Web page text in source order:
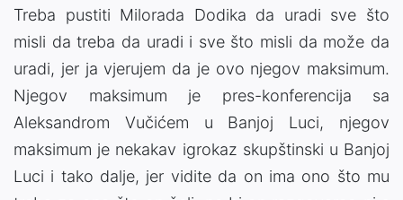
Treba pustiti Milorada Dodika da uradi sve što
misli da treba da uradi i sve što misli da može da
uradi, jer ja vjerujem da je ovo njegov maksimum.
Njegov maksimum je pres-konferencija sa
Aleksandrom Vučićem u Banjoj Luci, njegov
maksimum je nekakav igrokaz skupštinski u Banjoj
Luci i tako dalje, jer vidite da on ima ono što mu